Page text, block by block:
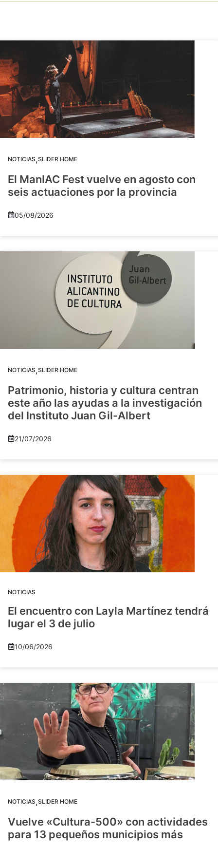
NOTICIAS,SLIDER HOME
El ManIAC Fest vuelve en agosto con
seis actuaciones por la provincia
05/08/2026
NOTICIAS,SLIDER HOME
Patrimonio, historia y cultura centran
este año las ayudas a la investigación
del Instituto Juan Gil-Albert
21/07/2026
NOTICIAS
El encuentro con Layla Martínez tendrá
lugar el 3 de julio
10/06/2026
NOTICIAS,SLIDER HOME
Vuelve «Cultura-500» con actividades
para 13 pequeños municipios más